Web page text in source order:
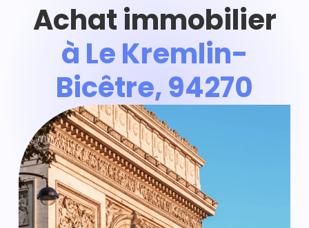
Achat immobilier
à Le Kremlin-
Bicêtre, 94270